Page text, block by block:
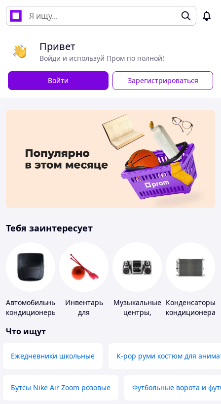
Привет
Войди и используй Пром по полной!
Войти Зарегистрироваться
Тебя заинтересует
Автомобильные
кондиционеры
Инвентарь
для
Музыкальные
центры,
Конденсаторы
кондиционера
Что ищут
Ежедневники школьные K-pop руми костюм для
Бутсы Nike Air Zoom розовые Футбольные ворота и